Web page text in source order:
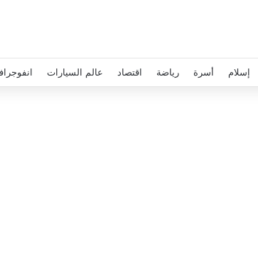
إسلام أسرة رياضة اقتصاد عالم السيارات